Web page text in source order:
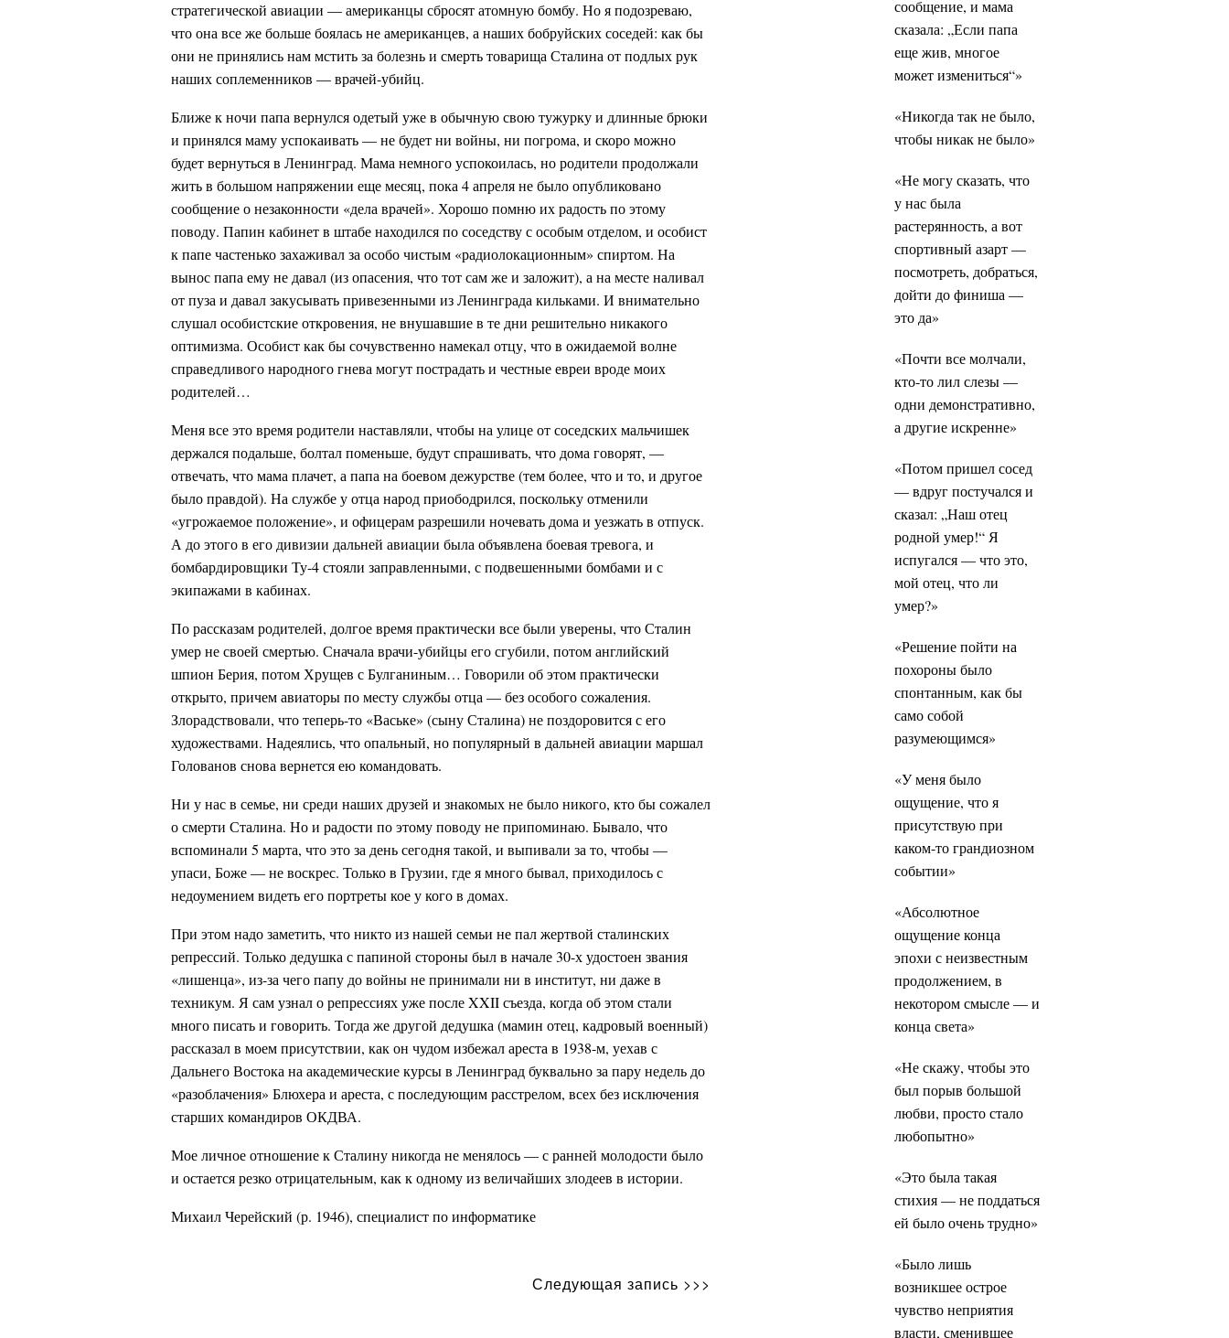
стратегической авиации — американцы сбросят атомную бомбу. Но я подозреваю,
что она все же больше боялась не американцев, а наших бобруйских соседей: как бы
они не принялись нам мстить за болезнь и смерть товарища Сталина от подлых рук
наших соплеменников — врачей-убийц.
Ближе к ночи папа вернулся одетый уже в обычную свою тужурку и длинные брюки
и принялся маму успокаивать — не будет ни войны, ни погрома, и скоро можно
будет вернуться в Ленинград. Мама немного успокоилась, но родители продолжали
жить в большом напряжении еще месяц, пока 4 апреля не было опубликовано
сообщение о незаконности «дела врачей». Хорошо помню их радость по этому
поводу. Папин кабинет в штабе находился по соседству с особым отделом, и особист
к папе частенько захаживал за особо чистым «радиолокационным» спиртом. На
вынос папа ему не давал (из опасения, что тот сам же и заложит), а на месте наливал
от пуза и давал закусывать привезенными из Ленинграда кильками. И внимательно
слушал особистские откровения, не внушавшие в те дни решительно никакого
оптимизма. Особист как бы сочувственно намекал отцу, что в ожидаемой волне
справедливого народного гнева могут пострадать и честные евреи вроде моих
родителей…
Меня все это время родители наставляли, чтобы на улице от соседских мальчишек
держался подальше, болтал поменьше, будут спрашивать, что дома говорят, —
отвечать, что мама плачет, а папа на боевом дежурстве (тем более, что и то, и другое
было правдой). На службе у отца народ приободрился, поскольку отменили
«угрожаемое положение», и офицерам разрешили ночевать дома и уезжать в отпуск.
А до этого в его дивизии дальней авиации была объявлена боевая тревога, и
бомбардировщики Ту-4 стояли заправленными, с подвешенными бомбами и с
экипажами в кабинах.
По рассказам родителей, долгое время практически все были уверены, что Сталин
умер не своей смертью. Сначала врачи-убийцы его сгубили, потом английский
шпион Берия, потом Хрущев с Булганиным… Говорили об этом практически
открыто, причем авиаторы по месту службы отца — без особого сожаления.
Злорадствовали, что теперь-то «Ваське» (сыну Сталина) не поздоровится с его
художествами. Надеялись, что опальный, но популярный в дальней авиации маршал
Голованов снова вернется ею командовать.
Ни у нас в семье, ни среди наших друзей и знакомых не было никого, кто бы сожалел
о смерти Сталина. Но и радости по этому поводу не припоминаю. Бывало, что
вспоминали 5 марта, что это за день сегодня такой, и выпивали за то, чтобы —
упаси, Боже — не воскрес. Только в Грузии, где я много бывал, приходилось с
недоумением видеть его портреты кое у кого в домах.
При этом надо заметить, что никто из нашей семьи не пал жертвой сталинских
репрессий. Только дедушка с папиной стороны был в начале 30-х удостоен звания
«лишенца», из-за чего папу до войны не принимали ни в институт, ни даже в
техникум. Я сам узнал о репрессиях уже после XXII съезда, когда об этом стали
много писать и говорить. Тогда же другой дедушка (мамин отец, кадровый военный)
рассказал в моем присутствии, как он чудом избежал ареста в 1938-м, уехав с
Дальнего Востока на академические курсы в Ленинград буквально за пару недель до
«разоблачения» Блюхера и ареста, с последующим расстрелом, всех без исключения
старших командиров ОКДВА.
Мое личное отношение к Сталину никогда не менялось — с ранней молодости было
и остается резко отрицательным, как к одному из величайших злодеев в истории.
Михаил Черейский (р. 1946), специалист по информатике
Следующая запись >>>
сообщение, и мама
сказала: „Если папа
еще жив, многое
может измениться“»
«Никогда так не было,
чтобы никак не было»
«Не могу сказать, что
у нас была
растерянность, а вот
спортивный азарт —
посмотреть, добраться,
дойти до финиша —
это да»
«Почти все молчали,
кто-то лил слезы —
одни демонстративно,
а другие искренне»
«Потом пришел сосед
— вдруг постучался и
сказал: „Наш отец
родной умер!“ Я
испугался — что это,
мой отец, что ли
умер?»
«Решение пойти на
похороны было
спонтанным, как бы
само собой
разумеющимся»
«У меня было
ощущение, что я
присутствую при
каком-то грандиозном
событии»
«Абсолютное
ощущение конца
эпохи с неизвестным
продолжением, в
некотором смысле — и
конца света»
«Не скажу, чтобы это
был порыв большой
любви, просто стало
любопытно»
«Это была такая
стихия — не поддаться
ей было очень трудно»
«Было лишь
возникшее острое
чувство неприятия
власти, сменившее